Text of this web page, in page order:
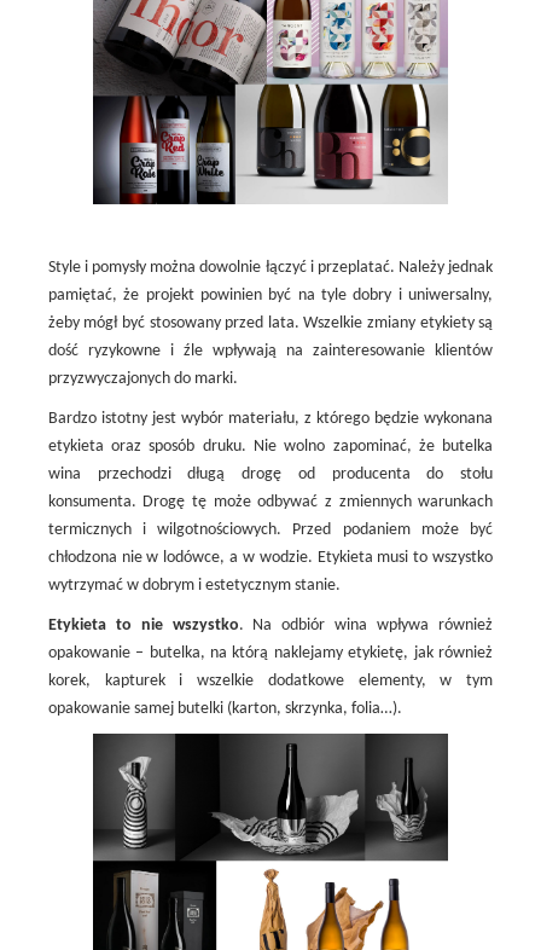
Style i pomysły można dowolnie łączyć i przeplatać. Należy jednak
pamiętać, że projekt powinien być na tyle dobry i uniwersalny,
żeby mógł być stosowany przed lata. Wszelkie zmiany etykiety są
dość ryzykowne i źle wpływają na zainteresowanie klientów
przyzwyczajonych do marki.
Bardzo istotny jest wybór materiału, z którego będzie wykonana
etykieta oraz sposób druku. Nie wolno zapominać, że butelka
wina przechodzi długą drogę od producenta do stołu
konsumenta. Drogę tę może odbywać z zmiennych warunkach
termicznych i wilgotnościowych. Przed podaniem może być
chłodzona nie w lodówce, a w wodzie. Etykieta musi to wszystko
wytrzymać w dobrym i estetycznym stanie.
Etykieta to nie wszystko. Na odbiór wina wpływa również
opakowanie – butelka, na którą naklejamy etykietę, jak również
korek, kapturek i wszelkie dodatkowe elementy, w tym
opakowanie samej butelki (karton, skrzynka, folia…).